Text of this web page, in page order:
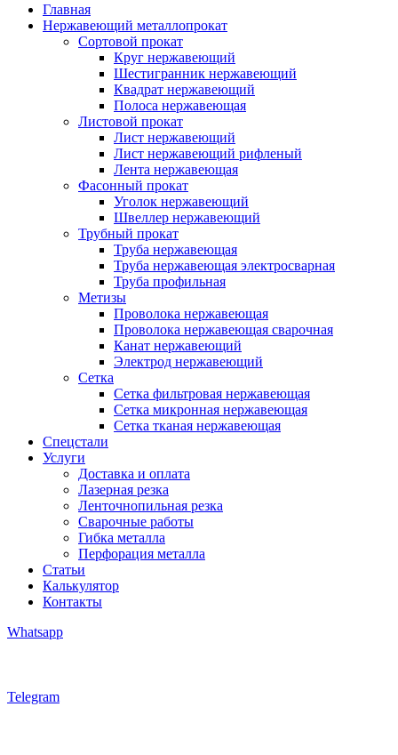
Главная
Нержавеющий металлопрокат
Сортовой прокат
Круг нержавеющий
Шестигранник нержавеющий
Квадрат нержавеющий
Полоса нержавеющая
Листовой прокат
Лист нержавеющий
Лист нержавеющий рифленый
Лента нержавеющая
Фасонный прокат
Уголок нержавеющий
Швеллер нержавеющий
Трубный прокат
Труба нержавеющая
Труба нержавеющая электросварная
Труба профильная
Метизы
Проволока нержавеющая
Проволока нержавеющая сварочная
Канат нержавеющий
Электрод нержавеющий
Сетка
Сетка фильтровая нержавеющая
Сетка микронная нержавеющая
Сетка тканая нержавеющая
Спецстали
Услуги
Доставка и оплата
Лазерная резка
Ленточнопильная резка
Сварочные работы
Гибка металла
Перфорация металла
Статьи
Калькулятор
Контакты
Whatsapp
Telegram